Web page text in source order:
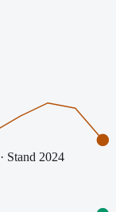
· Stand 2024